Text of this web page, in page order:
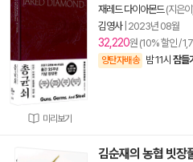
미리보기
재레드 다이아몬드(지은이
김영사| 2023년 08월
32,220원 (10% 할인 /
양탄자배송 밤 11시 잠들
김순재의 농협 빗장